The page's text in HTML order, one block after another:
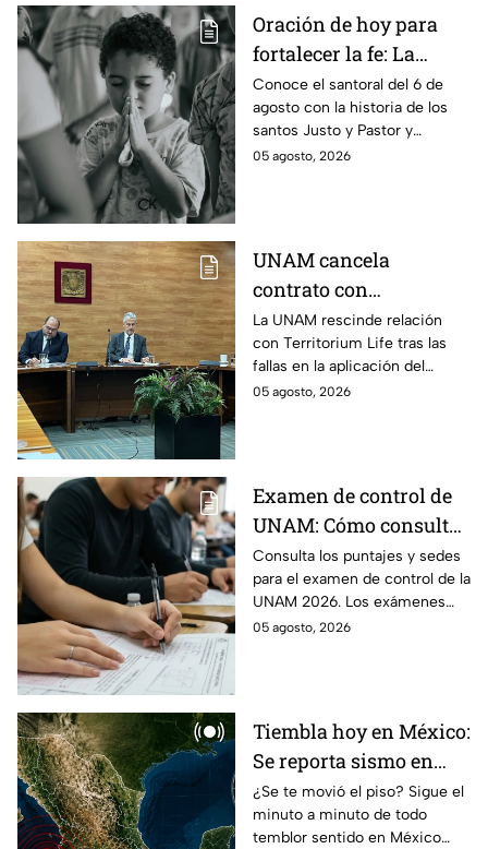
Oración de hoy para
fortalecer la fe: La
plegaria para pedirle a
los Santos Justo y
Pastor por la
protección de la
Conoce el santoral del 6 de
agosto con la historia de los
santos Justo y Pastor y
descubre la oración devocional
05 agosto, 2026
UNAM cancela
contrato con
Territorium Life, alista
auditoría externa y
recurrirá a la ASF tras
exámenes de
La UNAM rescinde relación
con Territorium Life tras las
fallas en la aplicación del
examen de licenciatura y
05 agosto, 2026
Examen de control de
UNAM: Cómo consultar
si eres candidato
Consulta los puntajes y sedes
para el examen de control de la
UNAM 2026. Los exámenes
serán del 12 al 19 de agosto y el
05 agosto, 2026
Tiembla hoy en México:
Se reporta sismo en
estos estados hoy
miércoles 5 de agosto
¿Se te movió el piso? Sigue el
minuto a minuto de todo
temblor sentido en México